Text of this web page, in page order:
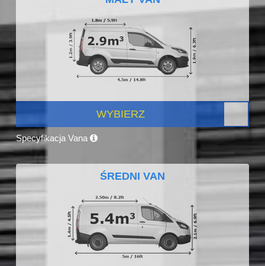
WYBIERZ
Specyfikacja Vana
ŚREDNI VAN